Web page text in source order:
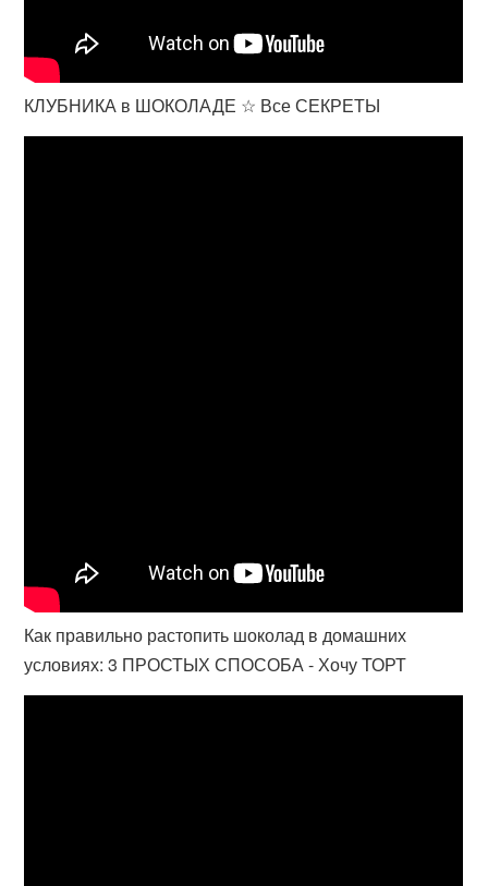
КЛУБНИКА в ШОКОЛАДЕ ☆ Все СЕКРЕТЫ
Как правильно растопить шоколад в домашних
условиях: 3 ПРОСТЫХ СПОСОБА - Хочу ТОРТ